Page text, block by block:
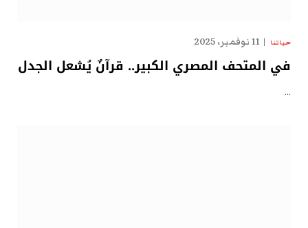
حياتنا 11 نوفمبر، 2025
في المتحف المصري الكبير.. قرآنٌ يُشعل الجدل
…